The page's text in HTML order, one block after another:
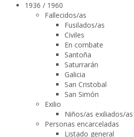
1936 / 1960
Fallecidos/as
Fusilados/as
Civiles
En combate
Santoña
Saturrarán
Galicia
San Cristobal
San Simón
Exilio
Niños/as exiliados/as
Personas encarceladas
Listado general